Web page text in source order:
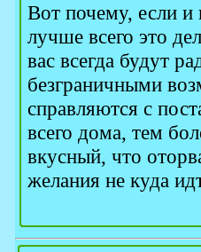
Вот почему, если и
лучше всего это
вас всегда будут
безграничными
справляются с
всего дома, тем
вкусный, что
желания не куда